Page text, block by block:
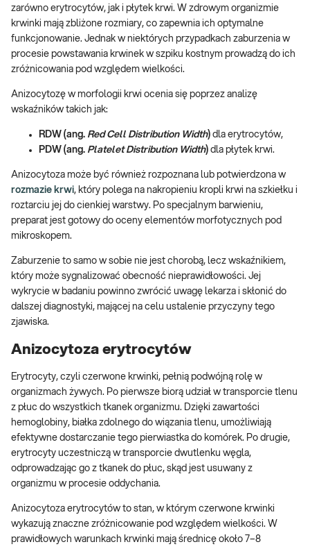
zarówno erytrocytów, jak i płytek krwi. W zdrowym organizmie
krwinki mają zbliżone rozmiary, co zapewnia ich optymalne
funkcjonowanie. Jednak w niektórych przypadkach zaburzenia w
procesie powstawania krwinek w szpiku kostnym prowadzą do ich
zróżnicowania pod względem wielkości.
Anizocytozę w morfologii krwi ocenia się poprzez analizę
wskaźników takich jak:
RDW (ang. Red Cell Distribution Width) dla erytrocytów,
PDW (ang. Platelet Distribution Width) dla płytek krwi.
Anizocytoza może być również rozpoznana lub potwierdzona w
rozmazie krwi, który polega na nakropieniu kropli krwi na szkiełku i
roztarciu jej do cienkiej warstwy. Po specjalnym barwieniu,
preparat jest gotowy do oceny elementów morfotycznych pod
mikroskopem.
Zaburzenie to samo w sobie nie jest chorobą, lecz wskaźnikiem,
który może sygnalizować obecność nieprawidłowości. Jej
wykrycie w badaniu powinno zwrócić uwagę lekarza i skłonić do
dalszej diagnostyki, mającej na celu ustalenie przyczyny tego
zjawiska.
Anizocytoza erytrocytów
Erytrocyty, czyli czerwone krwinki, pełnią podwójną rolę w
organizmach żywych. Po pierwsze biorą udział w transporcie tlenu
z płuc do wszystkich tkanek organizmu. Dzięki zawartości
hemoglobiny, białka zdolnego do wiązania tlenu, umożliwiają
efektywne dostarczanie tego pierwiastka do komórek. Po drugie,
erytrocyty uczestniczą w transporcie dwutlenku węgla,
odprowadzając go z tkanek do płuc, skąd jest usuwany z
organizmu w procesie oddychania.
Anizocytoza erytrocytów to stan, w którym czerwone krwinki
wykazują znaczne zróżnicowanie pod względem wielkości. W
prawidłowych warunkach krwinki mają średnicę około 7–8